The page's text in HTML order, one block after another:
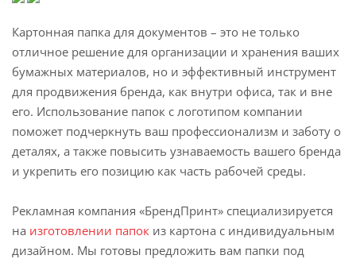
Картонная папка для документов – это не только
отличное решение для организации и хранения ваших
бумажных материалов, но и эффективный инструмент
для продвижения бренда, как внутри офиса, так и вне
его. Использование папок с логотипом компании
поможет подчеркнуть ваш профессионализм и заботу о
деталях, а также повысить узнаваемость вашего бренда
и укрепить его позицию как часть рабочей среды.
Рекламная компания «БрендПринт» специализируется
на изготовлении папок из картона с индивидуальным
дизайном. Мы готовы предложить вам папки под